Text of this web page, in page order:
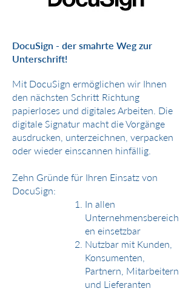
DocuSign - der smahrte Weg zur
Unterschrift!
Mit DocuSign ermöglichen wir Ihnen
den nächsten Schritt Richtung
papierloses und digitales Arbeiten. Die
digitale Signatur macht die Vorgänge
ausdrucken, unterzeichnen, verpacken
oder wieder einscannen hinfällig.
Zehn Gründe für Ihren Einsatz von
DocuSign:
In allen
Unternehmensbereich
en einsetzbar
Nutzbar mit Kunden,
Konsumenten,
Partnern, Mitarbeitern
und Lieferanten